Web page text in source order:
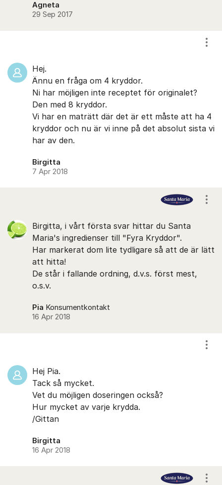
Agneta
29 Sep 2017
Hej.
Ännu en fråga om 4 kryddor.
Ni har möjligen inte receptet för originalet?
Den med 8 kryddor.
Vi har en maträtt där det är ett måste att ha 4
kryddor och nu är vi inne på det absolut sista vi
har av den.
Birgitta
7 Apr 2018
Birgitta, i vårt första svar hittar du Santa
Maria's ingredienser till "Fyra Kryddor".
Har markerat dom lite tydligare så att de är lätt
att hitta!
De står i fallande ordning, d.v.s. först mest,
o.s.v.
Pia Konsumentkontakt
16 Apr 2018
Hej Pia.
Tack så mycket.
Vet du möjligen doseringen också?
Hur mycket av varje krydda.
/Gittan
Birgitta
16 Apr 2018